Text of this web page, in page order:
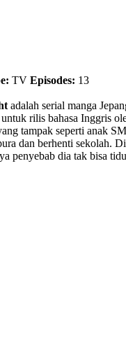
TV Episodes: 13
adalah serial manga
rilis bahasa Inggris
tampak seperti anak
dan berhenti sekolah.
penyebab dia tak bisa